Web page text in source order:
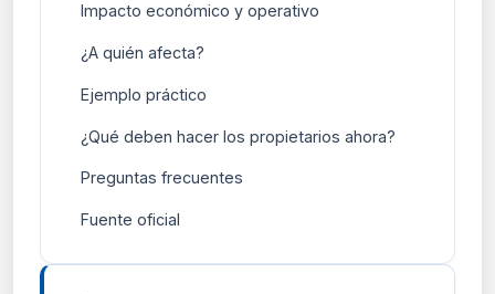
Impacto económico y operativo
¿A quién afecta?
Ejemplo práctico
¿Qué deben hacer los propietarios ahora?
Preguntas frecuentes
Fuente oficial